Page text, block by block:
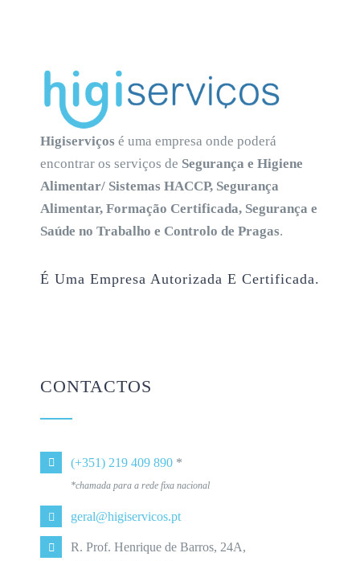
Higiserviços é uma empresa onde poderá
encontrar os serviços de Segurança e Higiene
Alimentar/ Sistemas HACCP, Segurança
Alimentar, Formação Certificada, Segurança e
Saúde no Trabalho e Controlo de Pragas.
É Uma Empresa Autorizada E Certificada.
CONTACTOS
(+351) 219 409 890 *
*chamada para a rede fixa nacional
geral@higiservicos.pt
R. Prof. Henrique de Barros, 24A,